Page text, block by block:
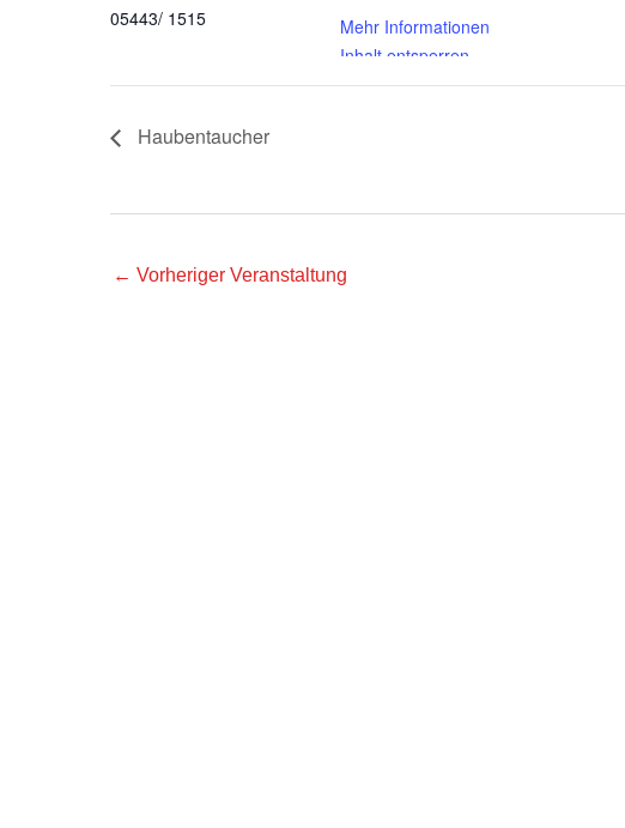
05443/ 1515
Mehr Informationen
Inhalt entsperren
Erforderlichen Service
Haubentaucher
← Vorheriger Veranstaltung